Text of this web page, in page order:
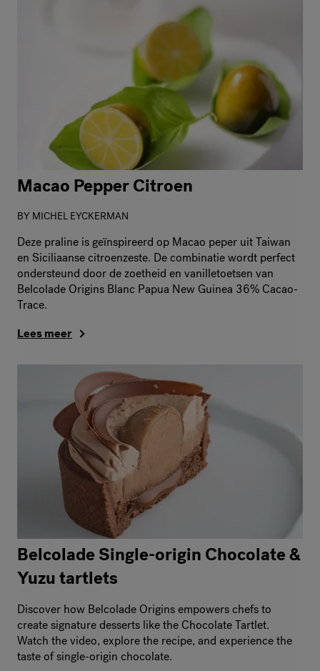
Macao Pepper Citroen
BY MICHEL EYCKERMAN
Deze praline is geïnspireerd op Macao peper uit Taiwan
en Siciliaanse citroenzeste. De combinatie wordt perfect
ondersteund door de zoetheid en vanilletoetsen van
Belcolade Origins Blanc Papua New Guinea 36% Cacao-
Trace.
Lees meer
Belcolade Single-origin Chocolate &
Yuzu tartlets
Discover how Belcolade Origins empowers chefs to
create signature desserts like the Chocolate Tartlet.
Watch the video, explore the recipe, and experience the
taste of single-origin chocolate.